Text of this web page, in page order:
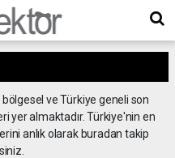
ve Türkiye geneli son
yer almaktadır. Türkiye'nin en
anlık olarak buradan takip